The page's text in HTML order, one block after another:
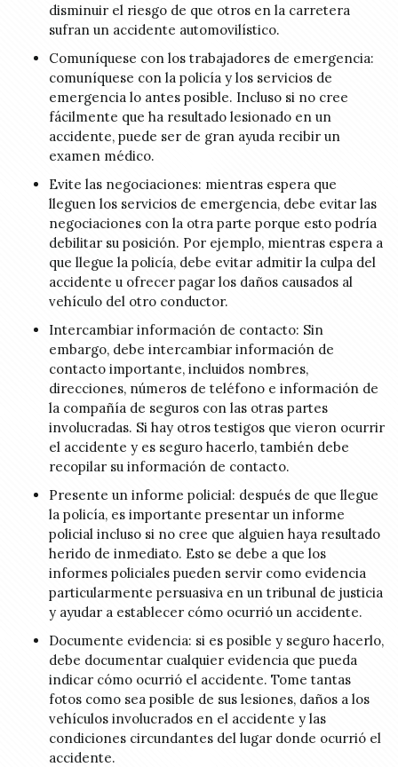
disminuir el riesgo de que otros en la carretera
sufran un accidente automovilístico.
Comuníquese con los trabajadores de emergencia:
comuníquese con la policía y los servicios de
emergencia lo antes posible. Incluso si no cree
fácilmente que ha resultado lesionado en un
accidente, puede ser de gran ayuda recibir un
examen médico.
Evite las negociaciones: mientras espera que
lleguen los servicios de emergencia, debe evitar las
negociaciones con la otra parte porque esto podría
debilitar su posición. Por ejemplo, mientras espera a
que llegue la policía, debe evitar admitir la culpa del
accidente u ofrecer pagar los daños causados al
vehículo del otro conductor.
Intercambiar información de contacto: Sin
embargo, debe intercambiar información de
contacto importante, incluidos nombres,
direcciones, números de teléfono e información de
la compañía de seguros con las otras partes
involucradas. Si hay otros testigos que vieron ocurrir
el accidente y es seguro hacerlo, también debe
recopilar su información de contacto.
Presente un informe policial: después de que llegue
la policía, es importante presentar un informe
policial incluso si no cree que alguien haya resultado
herido de inmediato. Esto se debe a que los
informes policiales pueden servir como evidencia
particularmente persuasiva en un tribunal de justicia
y ayudar a establecer cómo ocurrió un accidente.
Documente evidencia: si es posible y seguro hacerlo,
debe documentar cualquier evidencia que pueda
indicar cómo ocurrió el accidente. Tome tantas
fotos como sea posible de sus lesiones, daños a los
vehículos involucrados en el accidente y las
condiciones circundantes del lugar donde ocurrió el
accidente.